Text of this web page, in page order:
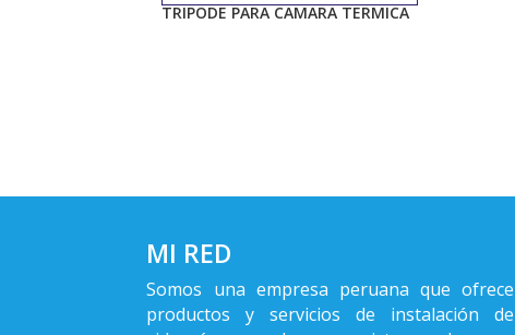
TRIPODE PARA CAMARA TERMICA
MI RED
Somos una empresa peruana que ofrece
productos y servicios de instalación de